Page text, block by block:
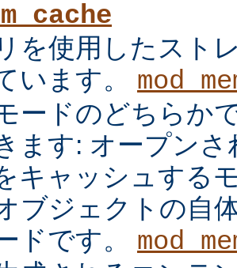
を使用したスト
います。
ードのどちらか
ます: オープン
キャッシュする
ブジェクトの自
ドです。